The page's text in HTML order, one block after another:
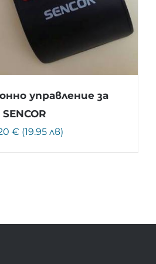
управление за
SENCOR
€ (19.95 лв)